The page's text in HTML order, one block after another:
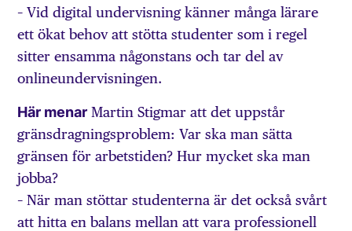
– Vid digital undervisning känner många lärare
ett ökat behov att stötta studenter som i regel
sitter ensamma någonstans och tar del av
onlineundervisningen.
Här menar Martin Stigmar att det uppstår
gränsdragningsproblem: Var ska man sätta
gränsen för arbetstiden? Hur mycket ska man
jobba?
– När man stöttar studenterna är det också svårt
att hitta en balans mellan att vara professionell